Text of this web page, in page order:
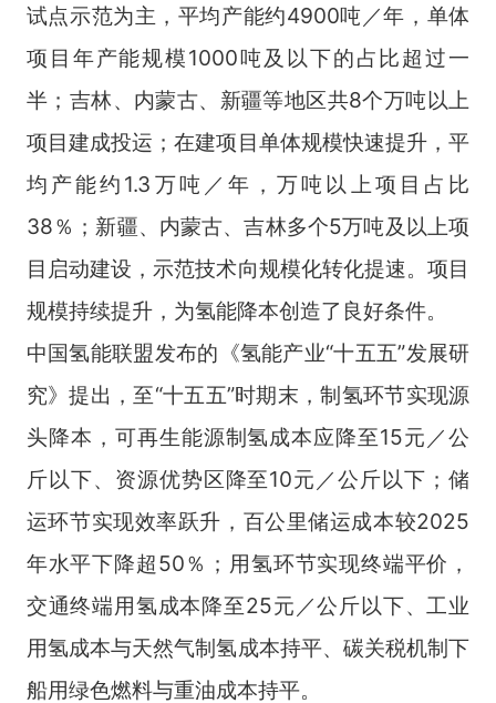
试点示范为主，平均产能约4900吨／年，单体
项目年产能规模1000吨及以下的占比超过一
半；吉林、内蒙古、新疆等地区共8个万吨以上
项目建成投运；在建项目单体规模快速提升，平
均产能约1.3万吨／年，万吨以上项目占比
38％；新疆、内蒙古、吉林多个5万吨及以上项
目启动建设，示范技术向规模化转化提速。项目
规模持续提升，为氢能降本创造了良好条件。
中国氢能联盟发布的《氢能产业“十五五”发展研
究》提出，至“十五五”时期末，制氢环节实现源
头降本，可再生能源制氢成本应降至15元／公
斤以下、资源优势区降至10元／公斤以下；储
运环节实现效率跃升，百公里储运成本较2025
年水平下降超50％；用氢环节实现终端平价，
交通终端用氢成本降至25元／公斤以下、工业
用氢成本与天然气制氢成本持平、碳关税机制下
船用绿色燃料与重油成本持平。